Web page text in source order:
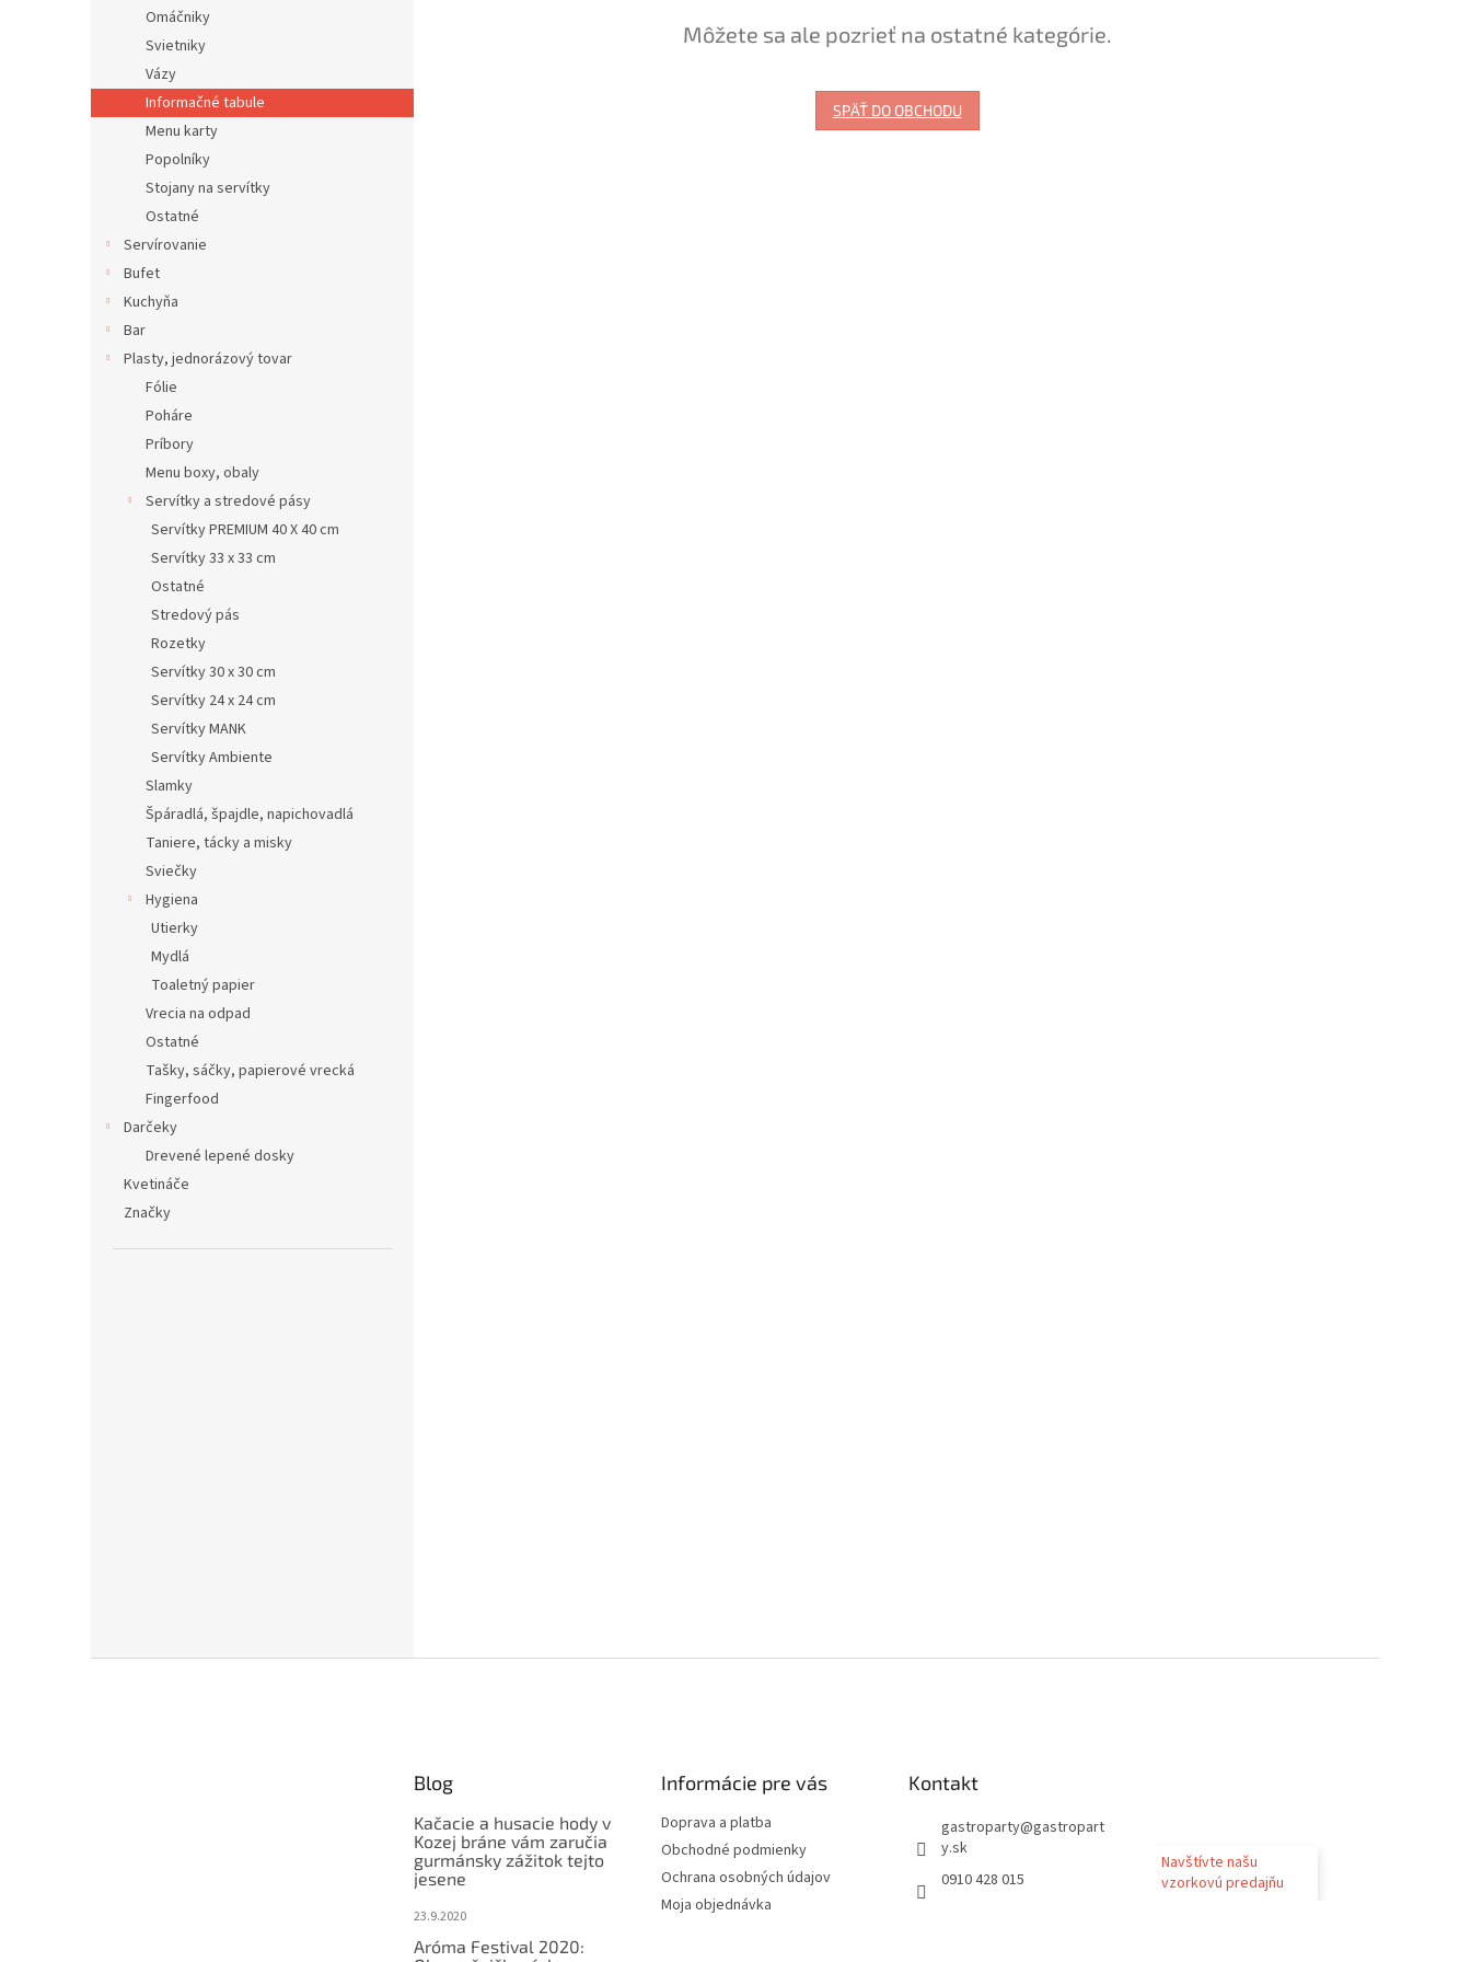
Omáčniky
Svietniky
Vázy
Informačné tabule
Menu karty
Popolníky
Stojany na servítky
Ostatné
Servírovanie
Bufet
Kuchyňa
Bar
Plasty, jednorázový tovar
Fólie
Poháre
Príbory
Menu boxy, obaly
Servítky a stredové pásy
Servítky PREMIUM 40 X 40 cm
Servítky 33 x 33 cm
Ostatné
Stredový pás
Rozetky
Servítky 30 x 30 cm
Servítky 24 x 24 cm
Servítky MANK
Servítky Ambiente
Slamky
Špáradlá, špajdle, napichovadlá
Taniere, tácky a misky
Sviečky
Hygiena
Utierky
Mydlá
Toaletný papier
Vrecia na odpad
Ostatné
Tašky, sáčky, papierové vrecká
Fingerfood
Darčeky
Drevené lepené dosky
Kvetináče
Značky
Môžete sa ale pozrieť na ostatné kategórie.
SPÄŤ DO OBCHODU
Blog
Kačacie a husacie hody v
Kozej bráne vám zaručia
gurmánsky zážitok tejto
jesene
23.9.2020
Aróma Festival 2020:
Informácie pre vás
Doprava a platba
Obchodné podmienky
Ochrana osobných údajov
Moja objednávka
Kontakt
gastroparty@gastropart
y.sk
0910 428 015
Navštívte našu
vzorkovú predajňu